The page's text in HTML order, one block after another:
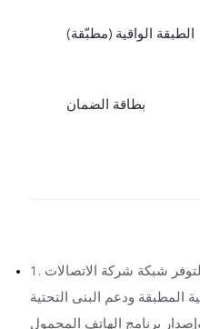
الطبقة الواقية (مطبّقة)
بطاقة الضمان
1. تخضع وظيفة الشبكة الفعلية لتوفر شبكة شركة الاتصالات
المطبقة ودعم البنى التحتية